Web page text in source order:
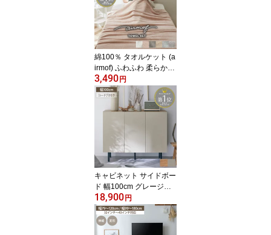
い シンプル シンク上 ス
リム スタイリッシュ コ
ンパクト 省スペース 新
生活 一人暮らし ファミ
リー 家族 片付け 整理 ◆
綿100％ タオルケット (a
irmof) ふわふわ 柔らかい
コットン 綿 100％ 無地
おしゃれ プチギフト 中
厚手 ふんわり かわいい
ニュアンス シングル 140
くすみカラー エアモフ
3,490 円
キャビネット サイドボー
ド 幅100cm グレージュ
ツートン 木目調 家具 収
納 インテリア 脚付き 大
容量 リビング ラック 本
棚 書棚 おしゃれ シンプ
18,900 円